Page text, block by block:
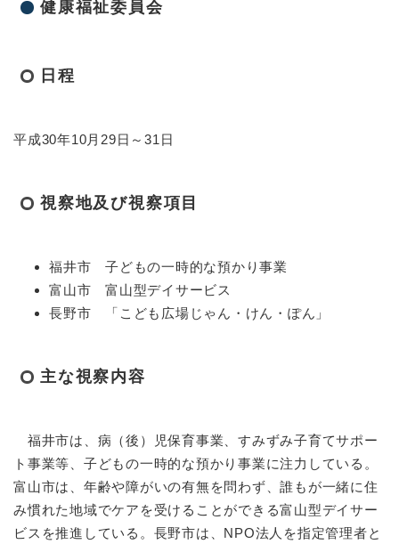
健康福祉委員会
日程
平成30年10月29日～31日
視察地及び視察項目
福井市 子どもの一時的な預かり事業
富山市 富山型デイサービス
長野市 「こども広場じゃん・けん・ぽん」
主な視察内容
福井市は、病（後）児保育事業、すみずみ子育てサポー
ト事業等、子どもの一時的な預かり事業に注力している。
富山市は、年齢や障がいの有無を問わず、誰もが一緒に住
み慣れた地域でケアを受けることができる富山型デイサー
ビスを推進している。長野市は、NPO法人を指定管理者と